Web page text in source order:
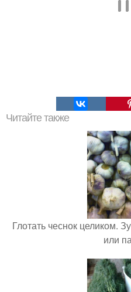
Читайте также
Глотать чеснок целиком.
или